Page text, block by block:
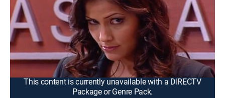
Romance, Comedy drama|2009
Una familia rica y una familia humilde vuelven a
encontrarse cinco años después, ahora viviendo en la
misma zona exclusiva. Aunque son opuestos, sus
vidas vuelven a entrelazarse, dando inicio a una nueva
etapa llena de humor y conflicto.
This content is currently unavailable with a DIRECTV
Package or Genre Pack.